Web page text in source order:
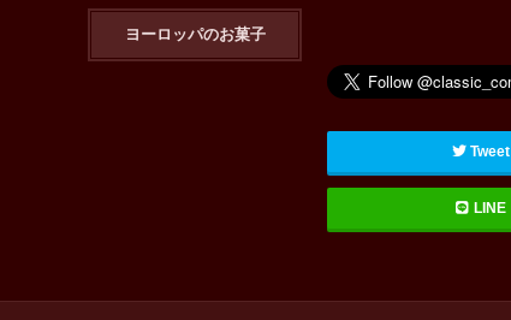
Tweet
LINE
ヨーロッパのお菓子